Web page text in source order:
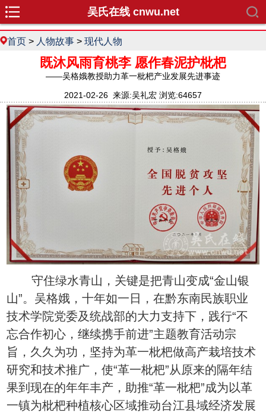
吴氏在线 cnwu.net
首页 > 人物故事 > 现代人物
既沐风雨育桃李 愿作春泥护枇杷
——吴格娥教授助力革一枇杷产业发展先进事迹
2021-02-26 来源:吴礼宏 浏览:64657
守住绿水青山，关键是把青山变成“金山银
山”。吴格娥，十年如一日，在黔东南民族职业
技术学院党委及统战部的大力支持下，践行“不
忘合作初心，继续携手前进”主题教育活动宗
旨，久久为功，坚持为革一枇杷做高产栽培技术
研究和技术推广，使“革一枇杷”从原来的隔年结
果到现在的年年丰产，助推“革一枇杷”成为以革
一镇为枇杷种植核心区域推动台江县域经济发展